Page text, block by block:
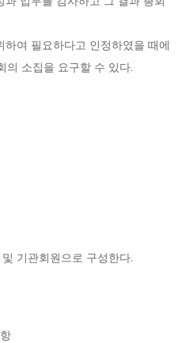
여 필요하다고 인정하였을 때에
의 소집을 요구할 수 있다.
기관회원으로 구성한다.